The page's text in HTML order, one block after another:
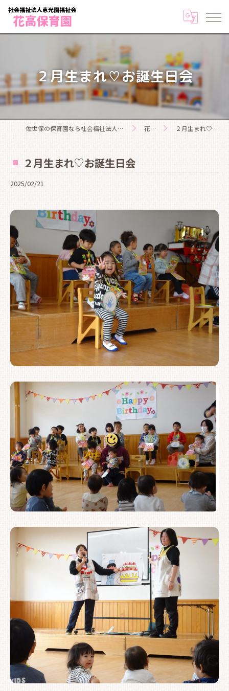
２月生まれ♡お誕生日会
佐世保の保育園なら社会福祉法人恵光園福祉会花高保育園 花高日記 ２月生まれ♡お誕生日会
２月生まれ♡お誕生日会
2025/02/21